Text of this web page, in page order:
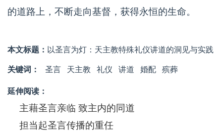
的道路上，不断走向基督，获得永恒的生命。
本文标题： 以圣言为灯：天主教特殊礼仪讲道的洞见与实践
关键词： 圣言 天主教 礼仪 讲道 婚配 殡葬
延伸阅读：
主藉圣言亲临 致主内的同道
担当起圣言传播的重任